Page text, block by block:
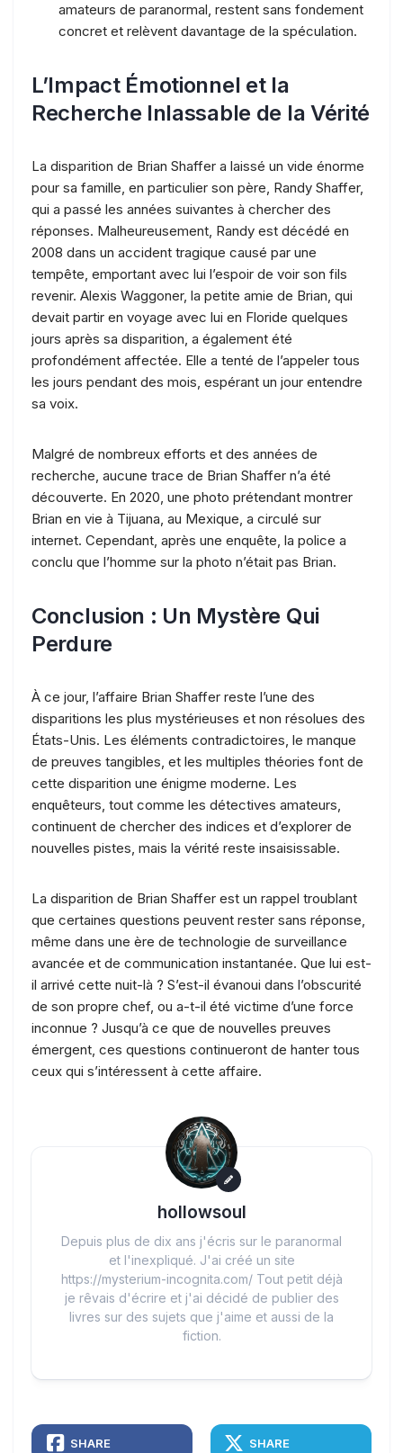
amateurs de paranormal, restent sans fondement
concret et relèvent davantage de la spéculation.
L’Impact Émotionnel et la
Recherche Inlassable de la Vérité
La disparition de Brian Shaffer a laissé un vide énorme
pour sa famille, en particulier son père, Randy Shaffer,
qui a passé les années suivantes à chercher des
réponses. Malheureusement, Randy est décédé en
2008 dans un accident tragique causé par une
tempête, emportant avec lui l’espoir de voir son fils
revenir. Alexis Waggoner, la petite amie de Brian, qui
devait partir en voyage avec lui en Floride quelques
jours après sa disparition, a également été
profondément affectée. Elle a tenté de l’appeler tous
les jours pendant des mois, espérant un jour entendre
sa voix.
Malgré de nombreux efforts et des années de
recherche, aucune trace de Brian Shaffer n’a été
découverte. En 2020, une photo prétendant montrer
Brian en vie à Tijuana, au Mexique, a circulé sur
internet. Cependant, après une enquête, la police a
conclu que l’homme sur la photo n’était pas Brian.
Conclusion : Un Mystère Qui
Perdure
À ce jour, l’affaire Brian Shaffer reste l’une des
disparitions les plus mystérieuses et non résolues des
États-Unis. Les éléments contradictoires, le manque
de preuves tangibles, et les multiples théories font de
cette disparition une énigme moderne. Les
enquêteurs, tout comme les détectives amateurs,
continuent de chercher des indices et d’explorer de
nouvelles pistes, mais la vérité reste insaisissable.
La disparition de Brian Shaffer est un rappel troublant
que certaines questions peuvent rester sans réponse,
même dans une ère de technologie de surveillance
avancée et de communication instantanée. Que lui est-
il arrivé cette nuit-là ? S’est-il évanoui dans l’obscurité
de son propre chef, ou a-t-il été victime d’une force
inconnue ? Jusqu’à ce que de nouvelles preuves
émergent, ces questions continueront de hanter tous
ceux qui s’intéressent à cette affaire.
hollowsoul
Depuis plus de dix ans j'écris sur le paranormal
et l'inexpliqué. J'ai créé un site
https://mysterium-incognita.com/ Tout petit déjà
je rêvais d'écrire et j'ai décidé de publier des
livres sur des sujets que j'aime et aussi de la
fiction.
SHARE SHARE